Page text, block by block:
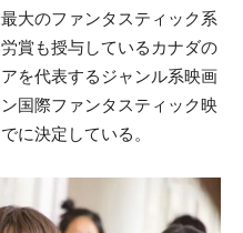
大のファンタスティック系
賞も授与しているカナダの
を代表するジャンル系映画
国際ファンタスティック映
に決定している。